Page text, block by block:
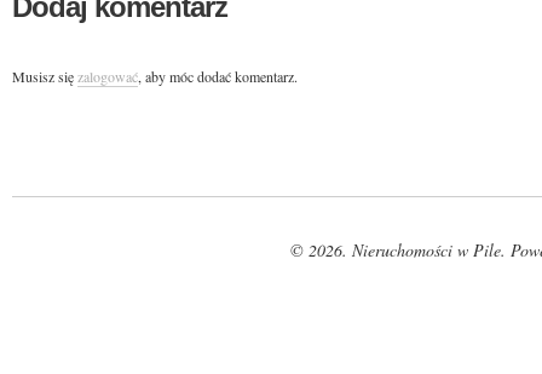
Musisz sięzalogować, aby móc dodać komentarz.
© 2026. Nieruchomości w Pile.